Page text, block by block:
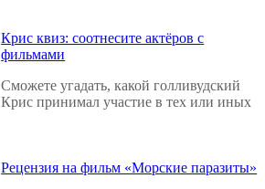
Крис квиз: соотнесите актёров с
фильмами
Сможете угадать, какой голливудский
Крис принимал участие в тех или иных
Рецензия на фильм «Морские паразиты»